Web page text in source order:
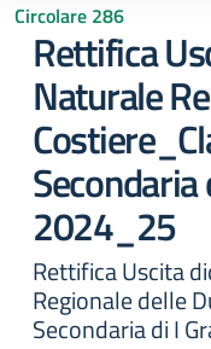
Circolare 286
Rettifica
Naturale
2024_25
Rettifica Uscita
Regionale delle
Secondaria di I